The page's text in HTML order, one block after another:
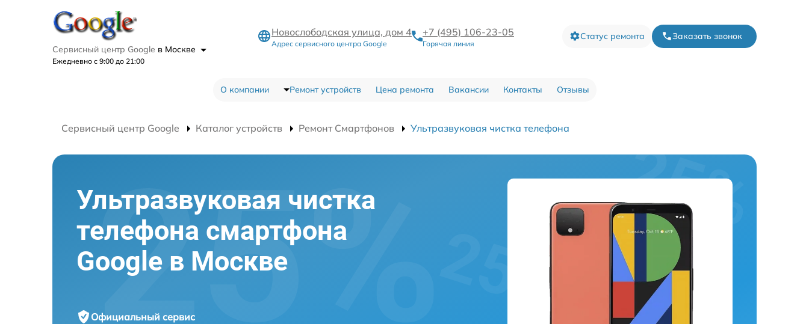
Сервисный центр Google в Москве
Ежедневно с 9:00 до 21:00
Новослободская улица, дом 4
Адрес сервисного центра Google
+7 (495) 106-23-05
Горячая линия
Статус ремонта Заказать звонок
О компании Ремонт устройств Цена ремонта Вакансии Контакты Отзывы
Сервисный центр Google Каталог устройств Ремонт Смартфонов Ультразвуковая чистка телефона
Ультразвуковая чистка
телефона смартфона
Google в Москве
Официальный сервис